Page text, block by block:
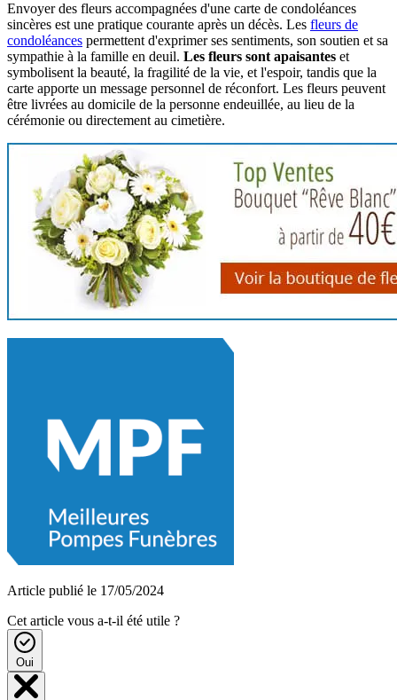
Envoyer des fleurs accompagnées d'une carte de condoléances
sincères est une pratique courante après un décès. Les fleurs de
condoléances permettent d'exprimer ses sentiments, son soutien et sa
sympathie à la famille en deuil. Les fleurs sont apaisantes et
symbolisent la beauté, la fragilité de la vie, et l'espoir, tandis que la
carte apporte un message personnel de réconfort. Les fleurs peuvent
être livrées au domicile de la personne endeuillée, au lieu de la
cérémonie ou directement au cimetière.
Article publié le 17/05/2024
Cet article vous a-t-il été utile ?
Oui